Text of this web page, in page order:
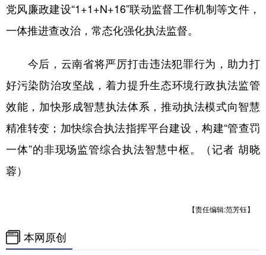
党风廉政建设“1+1+N+16”联动监督工作机制等文件，
一体推进查改治，常态化强化执法监督。
今后，云南省将严厉打击违法犯罪行为，助力打
好污染防治攻坚战，着力提升生态环境行政执法监管
效能，加快形成智慧执法体系，推动执法模式向智慧
精准转变；加快综合执法指挥平台建设，构建“管查罚
一体”的非现场监管综合执法智慧中枢。（记者 胡晓
蓉）
【责任编辑:范芳钰】
本网原创